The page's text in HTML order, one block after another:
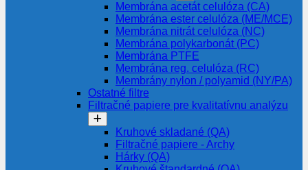
Membrána acetát celulóza (CA)
Membrána ester celulóza (ME/MCE)
Membrána nitrát celulóza (NC)
Membrána polykarbonát (PC)
Membrána PTFE
Membrána reg. celulóza (RC)
Membrány nylon / polyamid (NY/PA)
Ostatné filtre
Filtračné papiere pre kvalitatívnu analýzu
Kruhové skladané (QA)
Filtračné papiere - Archy
Hárky (QA)